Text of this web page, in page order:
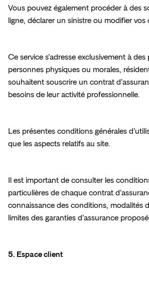
Vous pouvez également procéder à des
ligne, déclarer un sinistre ou modifier vos
Ce service s’adresse exclusivement à
personnes physiques ou morales,
souhaitent souscrire un contrat
besoins de leur activité professionnelle.
Les présentes conditions générales
que les aspects relatifs au site.
Il est important de consulter les
particulières de chaque contrat
connaissance des conditions, modalités
limites des garanties d’assurance
5. Espace client